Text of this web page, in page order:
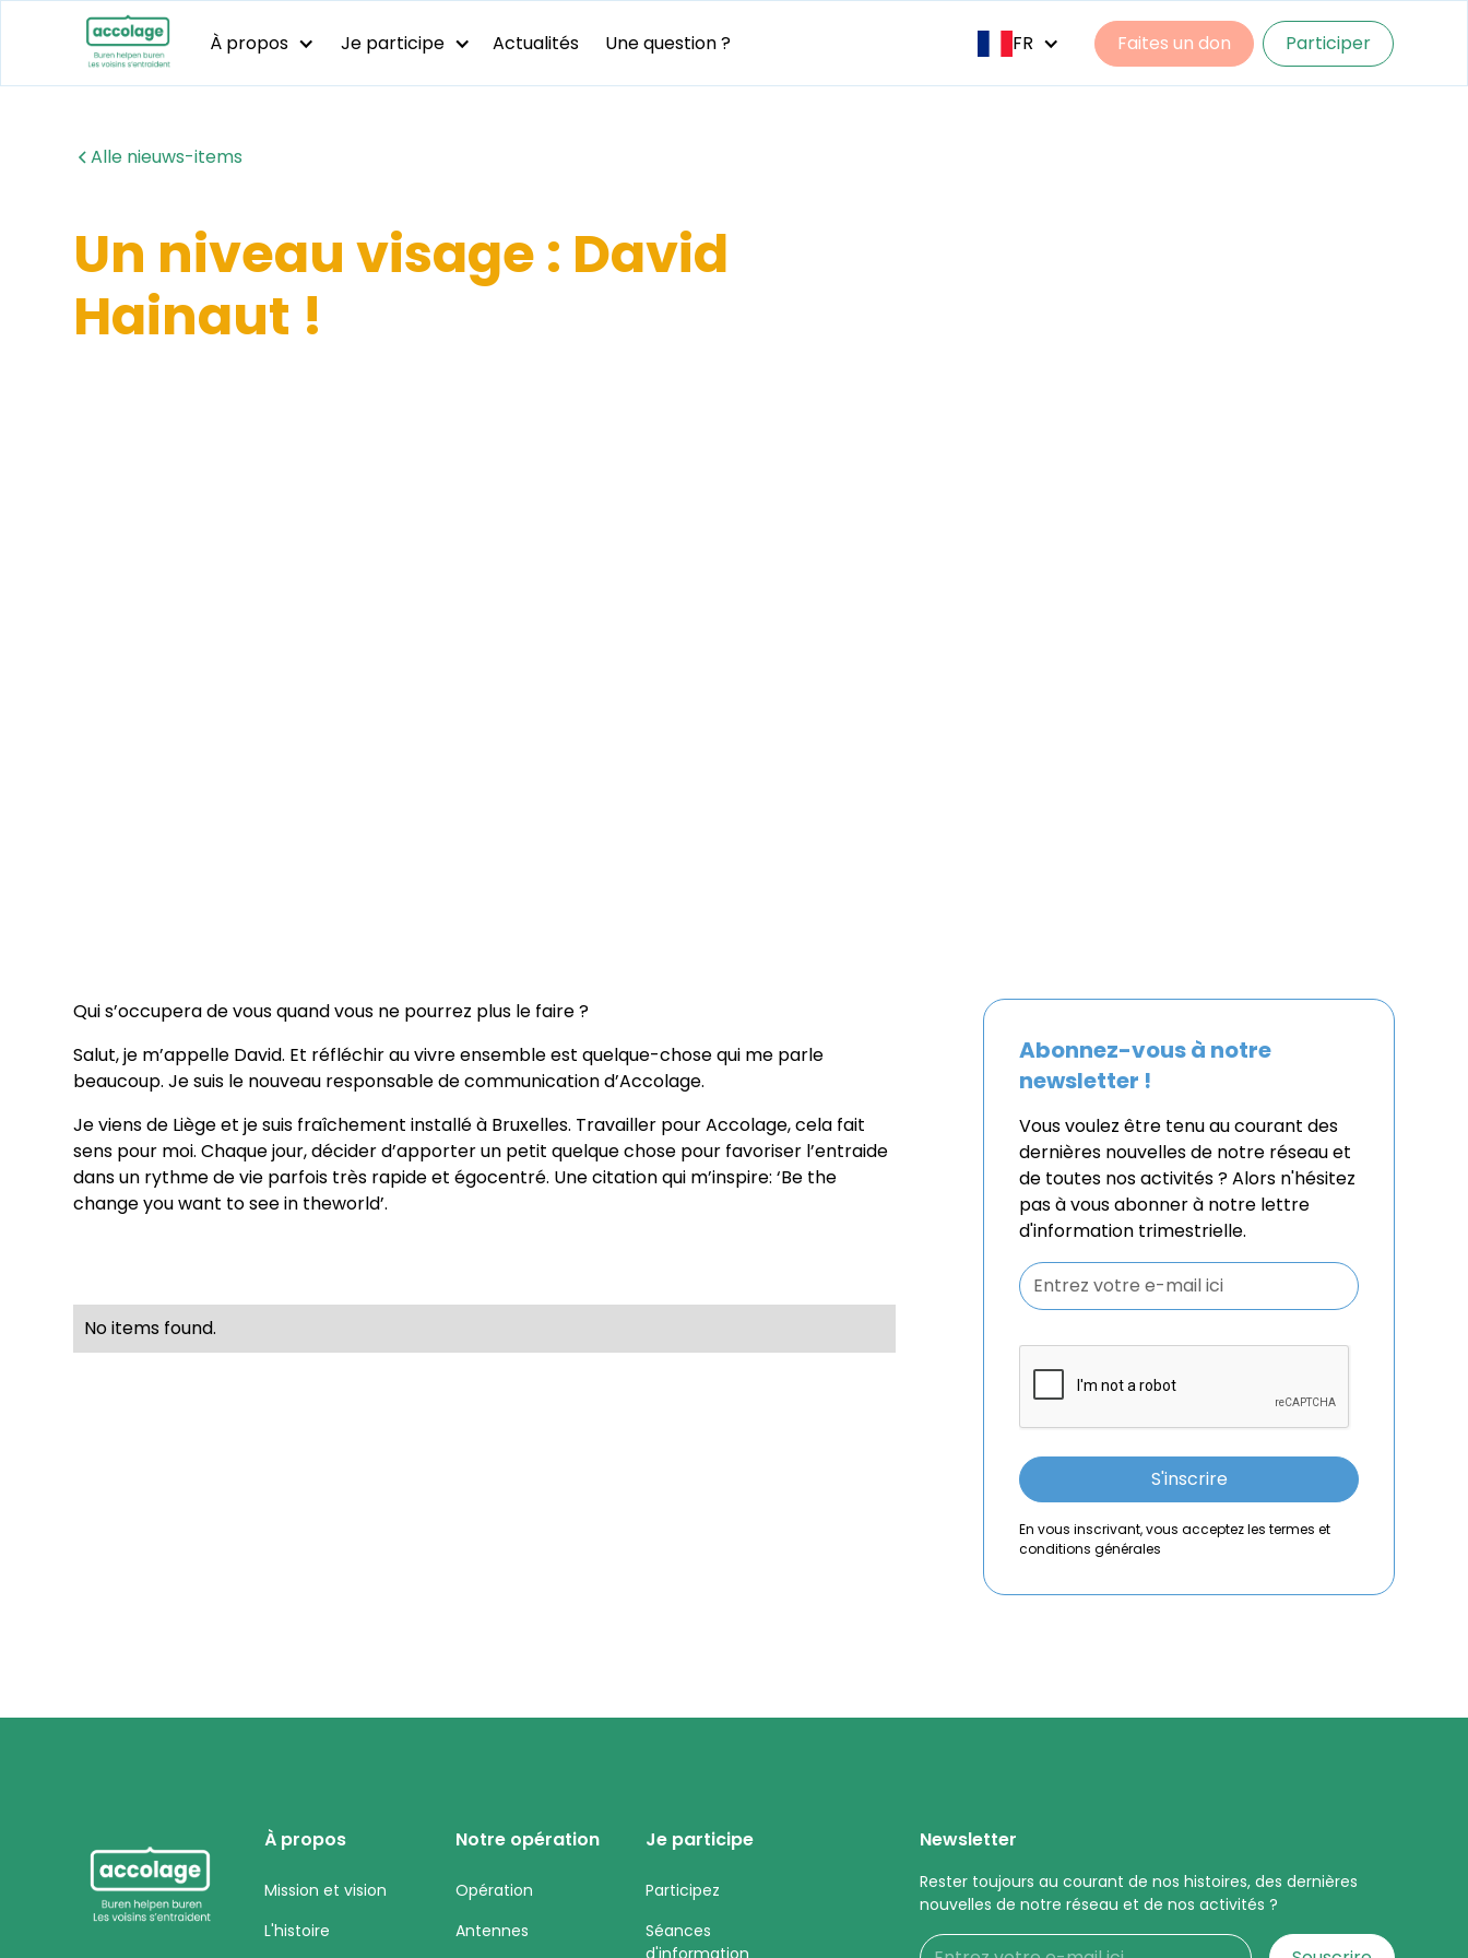
À propos Je participe Actualités Une question ? FR Faites un don Participer
Alle nieuws-items
Un niveau visage : David
Hainaut !
Qui s’occupera de vous quand vous ne pourrez plus le faire ?
Salut, je m’appelle David. Et réfléchir au vivre ensemble est quelque-chose qui me parle
beaucoup. Je suis le nouveau responsable de communication d’Accolage.
Je viens de Liège et je suis fraîchement installé à Bruxelles. Travailler pour Accolage, cela fait
sens pour moi. Chaque jour, décider d’apporter un petit quelque chose pour favoriser l’entraide
dans un rythme de vie parfois très rapide et égocentré. Une citation qui m’inspire: ‘Be the
change you want to see in theworld’.
No items found.
Abonnez-vous à notre
newsletter !
Vous voulez être tenu au courant des
dernières nouvelles de notre réseau et
de toutes nos activités ? Alors n'hésitez
pas à vous abonner à notre lettre
d'information trimestrielle.
En vous inscrivant, vous acceptez les termes et
conditions générales
À propos
Mission et vision
L'histoire
Notre opération
Opération
Antennes
Je participe
Participez
Séances
d'information
Newsletter
Rester toujours au courant de nos histoires, des dernières
nouvelles de notre réseau et de nos activités ?